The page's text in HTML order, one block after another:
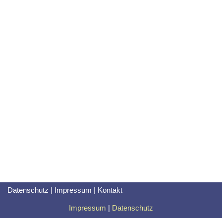
Datenschutz | Impressum | Kontakt
Impressum | Datenschutz